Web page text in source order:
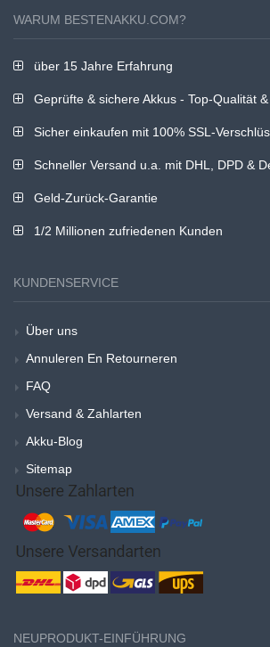
WARUM BESTENAKKU.COM?
über 15 Jahre Erfahrung
Geprüfte & sichere Akkus - Top-Qualität
Sicher einkaufen mit 100% SSL-
Schneller Versand u.a. mit DHL, DPD &
Geld-Zurück-Garantie
1/2 Millionen zufriedenen Kunden
KUNDENSERVICE
Über uns
Annuleren En Retourneren
FAQ
Versand & Zahlarten
Akku-Blog
Sitemap
NEUPRODUKT-EINFÜHRUNG